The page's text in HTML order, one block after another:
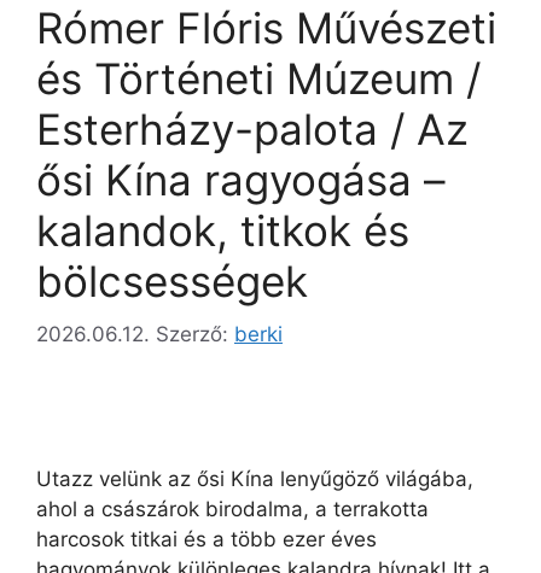
Rómer Flóris Művészeti
és Történeti Múzeum /
Esterházy-palota / Az
ősi Kína ragyogása –
kalandok, titkok és
bölcsességek
2026.06.12. Szerző: berki
Utazz velünk az ősi Kína lenyűgöző világába,
ahol a császárok birodalma, a terrakotta
harcosok titkai és a több ezer éves